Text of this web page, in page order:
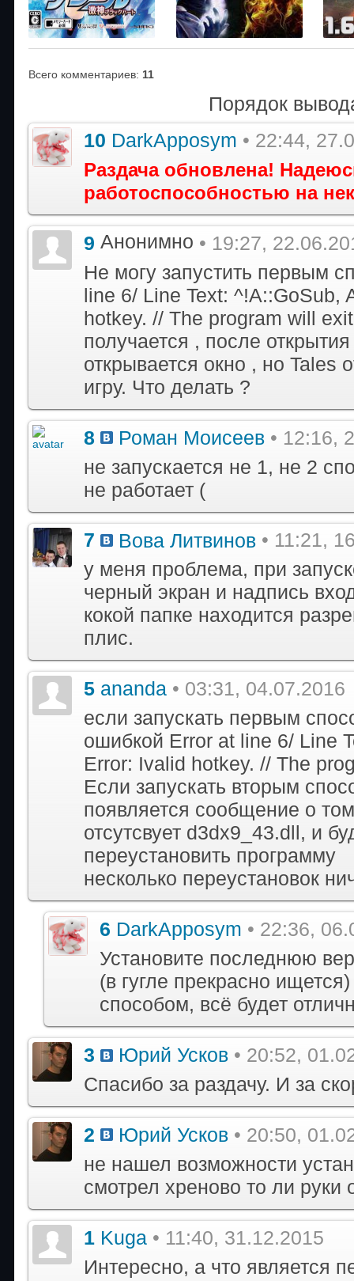
Всего комментариев: 11
Порядок
10 DarkApposym • 22:44,
Раздача обновлена!
работоспособностью на
9 Анонимно • 19:27,
Не могу запустить первым
line 6/ Line Text: ^!A::GoSub,
hotkey. // The program will
получается , после
открывается окно , но Tales
игру. Что делать ?
8 Роман Моисеев • 12:16,
не запускается не 1, не 2
не работает (
7 Вова Литвинов • 11:21,
у меня проблема, при
черный экран и надпись
кокой папке находится
плис.
5 ananda • 03:31, 04.07.2016
если запускать первым
ошибкой Error at line 6/ Line
Error: Ivalid hotkey. // The
Если запускать вторым
появляется сообщение о
отсутсвует d3dx9_43.dll, и
переустановить программу
несколько переустановок
6 DarkApposym • 22:36,
Установите последнюю
(в гугле прекрасно
способом, всё будет
3 Юрий Усков • 20:52,
Спасибо за раздачу. И за
2 Юрий Усков • 20:50,
не нашел возможности
смотрел хреново то ли руки
1 Kuga • 11:40, 31.12.2015
Интересно, а что является